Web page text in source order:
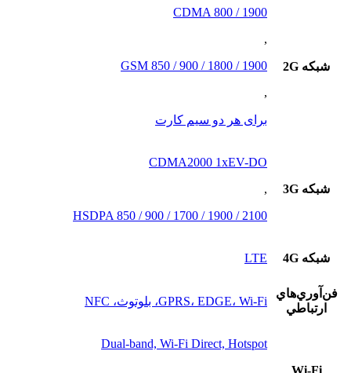
شبکه 2G
CDMA 800 / 1900
,
GSM 850 / 900 / 1800 / 1900
,
برای هر دو سیم کارت
شبکه 3G
CDMA2000 1xEV-DO
,
HSDPA 850 / 900 / 1700 / 1900 / 2100
شبکه 4G LTE
فن‌آوري‌هاي
ارتباطي
GPRS، EDGE، Wi-Fi، بلوتوث، NFC
Dual-band, Wi-Fi Direct, Hotspot